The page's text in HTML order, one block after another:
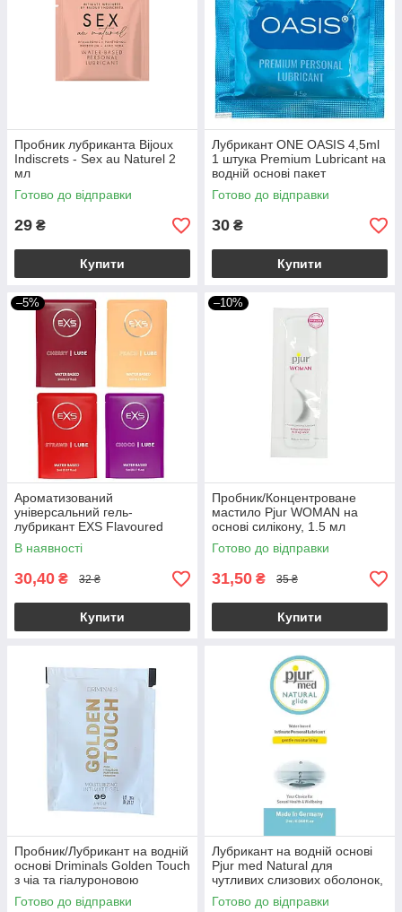
Пробник лубриканта Bijoux
Indiscrets - Sex au Naturel 2
мл
Готово до відправки
29 ₴
Купити
Лубрикант ONE OASIS 4,5ml
1 штука Premium Lubricant на
водній основі пакет
Готово до відправки
30 ₴
Купити
–5%
Ароматизований
універсальний гель-
лубрикант EXS Flavoured
Lube 5 ml
В наявності
30,40 ₴ 32 ₴
Купити
–10%
Пробник/Концентроване
мастило Pjur WOMAN на
основі силікону, 1.5 мл
Готово до відправки
31,50 ₴ 35 ₴
Купити
Пробник/Лубрикант на водній
основі Driminals Golden Touch
з чіа та гіалуроновою
кислотою, 4 мл
Готово до відправки
Лубрикант на водній основі
Pjur med Natural для
чутливих слизових оболонок,
2 мл
Готово до відправки